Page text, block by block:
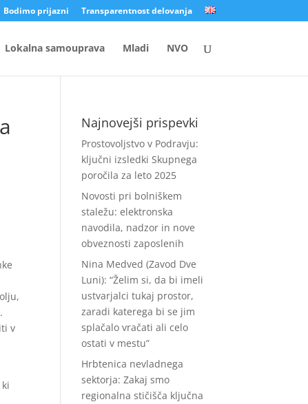
Bodimo prijazni Transparentnost delovanja
Lokalna samouprava Mladi NVO
v
Najnovejši prispevki
Prostovoljstvo v Podravju:
ključni izsledki Skupnega
poročila za leto 2025
Novosti pri bolniškem
staležu: elektronska
navodila, nadzor in nove
obveznosti zaposlenih
Nina Medved (Zavod Dve
Luni): “Želim si, da bi imeli
ustvarjalci tukaj prostor,
zaradi katerega bi se jim
splačalo vračati ali celo
ostati v mestu”
Hrbtenica nevladnega
sektorja: Zakaj smo
regionalna stičišča ključna